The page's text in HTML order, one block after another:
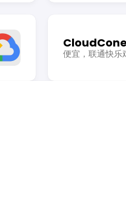
CloudCone
便宜，联通快乐